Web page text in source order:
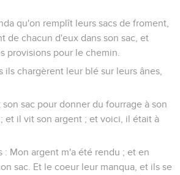
qu'on remplît leurs sacs de froment,
de chacun d'eux dans son sac, et
provisions pour le chemin.
ils chargèrent leur blé sur leurs ânes,
sac pour donner du fourrage à son
et il vit son argent ; et voici, il était à
: Mon argent m'a été rendu ; et en
sac. Et le coeur leur manqua, et ils se